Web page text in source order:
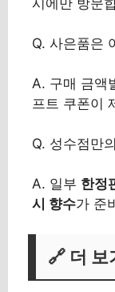
Q. 사은품은
A. 구매 금액
프트 쿠폰이
Q. 성수점만
A. 일부 한정
시 향수가 준
🔗 더 보